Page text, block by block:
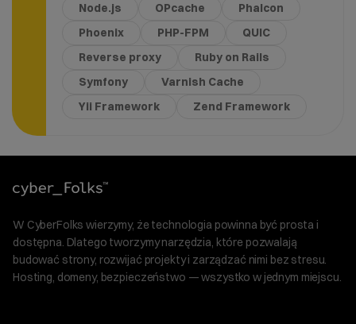
Node.js
OPcache
Phalcon
Phoenix
PHP-FPM
QUIC
Reverse proxy
Ruby on Rails
Symfony
Varnish Cache
Yii Framework
Zend Framework
W CyberFolks wierzymy, że technologia powinna być prosta i
dostępna. Dlatego tworzymy narzędzia, które pozwalają
budować strony, rozwijać projekty i zarządzać nimi bez stresu.
Hosting, domeny, bezpieczeństwo — wszystko w jednym miejscu.